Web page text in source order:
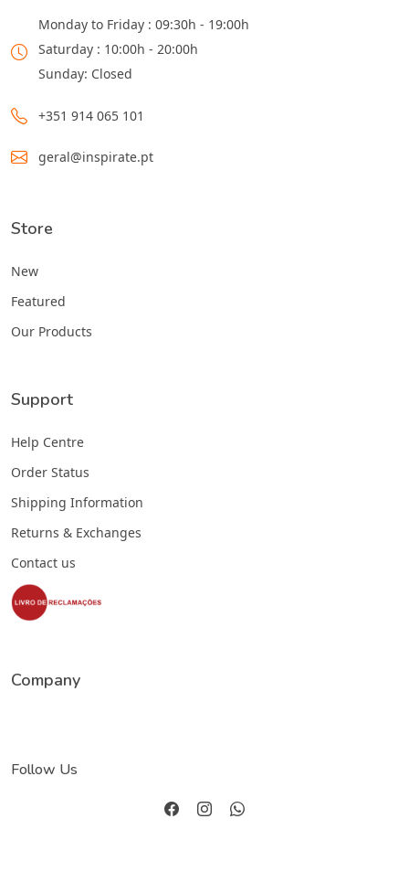
Monday to Friday : 09:30h - 19:00h
Saturday : 10:00h - 20:00h
Sunday: Closed
+351 914 065 101
geral@inspirate.pt
Store
New
Featured
Our Products
Support
Help Centre
Order Status
Shipping Information
Returns & Exchanges
Contact us
Company
Follow Us